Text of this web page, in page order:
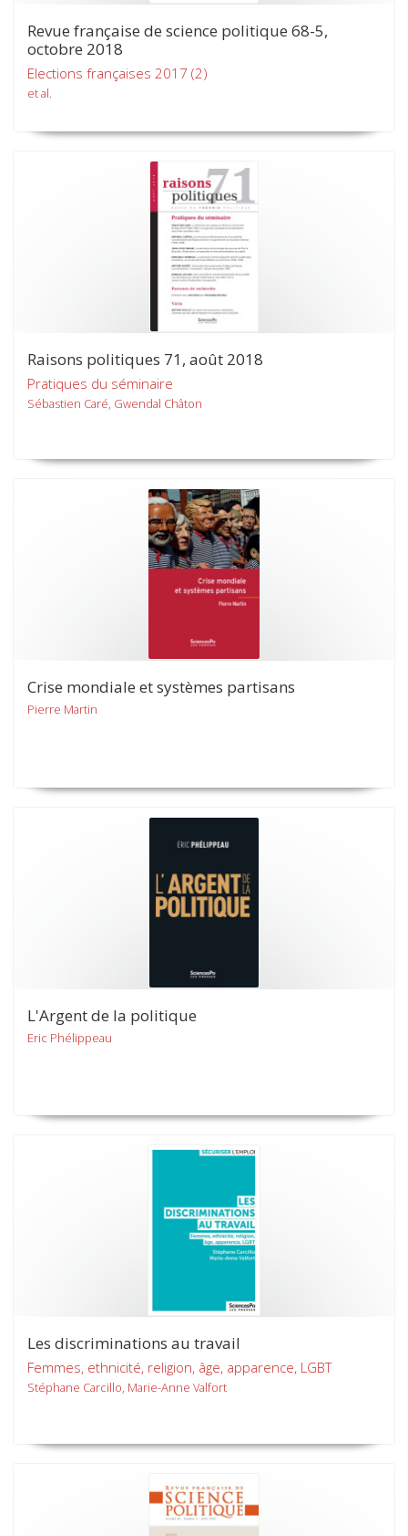
Revue française de science politique 68-5,
octobre 2018
Elections françaises 2017 (2)
et al.
Raisons politiques 71, août 2018
Pratiques du séminaire
Sébastien Caré, Gwendal Châton
Crise mondiale et systèmes partisans
Pierre Martin
L'Argent de la politique
Eric Phélippeau
Les discriminations au travail
Femmes, ethnicité, religion, âge, apparence, LGBT
Stéphane Carcillo, Marie-Anne Valfort